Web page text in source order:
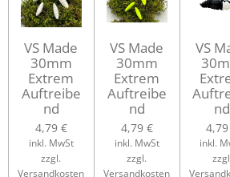
VS Made
30mm
Extrem
Auftreibe
nd
4,79 €
inkl. MwSt
zzgl.
Versandkosten
VS Made
30mm
Extrem
Auftreibe
nd
4,79 €
inkl. MwSt
zzgl.
Versandkosten
VS
nd
inkl.